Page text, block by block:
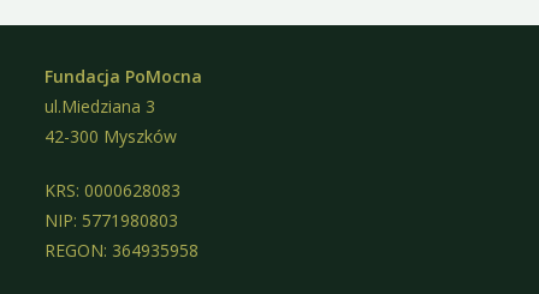
Fundacja PoMocna
ul.Miedziana 3
42-300 Myszków
KRS: 0000628083
NIP: 5771980803
REGON: 364935958